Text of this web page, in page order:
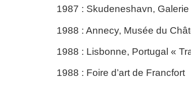
1987 : Skudeneshavn,
1988 : Annecy, Musée du
1988 : Lisbonne, Portugal «
1988 : Foire d’art de Francfort